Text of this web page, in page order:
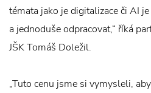
témata jako je digitalizace či AI
a jednoduše odpracovat,“ říká
JŠK Tomáš Doležil.
„Tuto cenu jsme si vymysleli,